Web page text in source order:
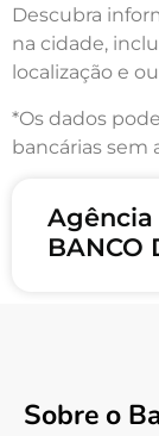
Descubra
na cidade,
localização e
*Os dados
bancárias sem
Agência
BANCO
Sobre o